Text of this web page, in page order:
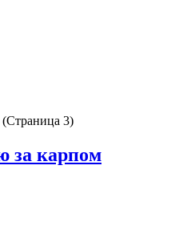
(Страница 3)
за карпом